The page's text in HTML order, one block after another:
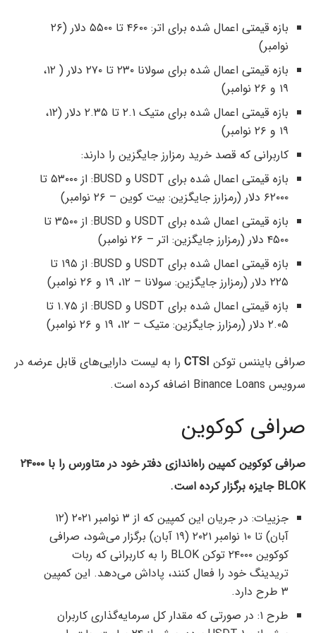
بازه قیمتی اعمال شده برای اتر: ۴۶۰۰ تا ۵۵۰۰ دلار (۲۶
نوامبر)
بازه قیمتی اعمال شده برای سولانا ۲۳۰ تا ۲۷۰ دلار ( ۱۲،
۱۹ و ۲۶ نوامبر)
بازه قیمتی اعمال شده برای متیک ۲.۱ تا ۲.۳۵ دلار (۱۲،
۱۹ و ۲۶ نوامبر)
کاربرانی که قصد خرید رمزارز جایگزین را دارند:
بازه قیمتی اعمال شده برای USDT و BUSD: از ۵۳۰۰۰ تا
۶۲۰۰۰ دلار (رمزارز جایگزین: بیت کوین – ۲۶ نوامبر)
بازه قیمتی اعمال شده برای USDT و BUSD: از ۳۵۰۰ تا
۴۵۰۰ دلار (رمزارز جایگزین: اتر – ۲۶ نوامبر)
بازه قیمتی اعمال شده برای USDT و BUSD: از ۱۹۵ تا
۲۲۵ دلار (رمزارز جایگزین: سولانا – ۱۲، ۱۹ و ۲۶ نوامبر)
بازه قیمتی اعمال شده برای USDT و BUSD: از ۱.۷۵ تا
۲.۰۵ دلار (رمزارز جایگزین: متیک – ۱۲، ۱۹ و ۲۶ نوامبر)
صرافی بایننس توکن CTSI را به لیست دارایی‌های قابل عرضه در
سرویس Binance Loans اضافه کرده است.
صرافی کوکوین
صرافی کوکوین کمپین راه‌اندازی دفتر خود در متاورس را با ۲۴۰۰۰
BLOK جایزه برگزار کرده است.
جزییات: در جریان این کمپین که از ۳ نوامبر ۲۰۲۱ (۱۲
آبان) تا ۱۰ نوامبر ۲۰۲۱ (۱۹ آبان) برگزار می‌شود، صرافی
کوکوین ۲۴۰۰۰ توکن BLOK را به کاربرانی که ربات
تریدینگ خود را فعال کنند، پاداش می‌دهد. این کمپین
۳ طرح دارد.
طرح ۱: در صورتی که مقدار کل سرمایه‌گذاری کاربران